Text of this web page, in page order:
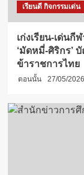
เรียนดี กิจกรรมเด่น
เก่งเรียน-เด่น
‘มัดหมี่-ศิริกร’
ข้าราชการไทย
ตอนนั้น 27/05/2026